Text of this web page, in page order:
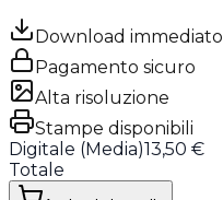
Download immediato
Pagamento sicuro
Alta risoluzione
Stampe disponibili
Digitale (Media)13,50 €
Totale